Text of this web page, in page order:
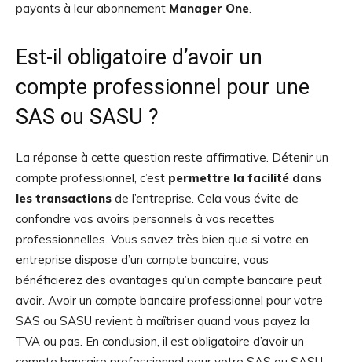
payants à leur abonnement Manager One.
Est-il obligatoire d’avoir un
compte professionnel pour une
SAS ou SASU ?
La réponse à cette question reste affirmative. Détenir un
compte professionnel, c’est permettre la facilité dans
les transactions de l’entreprise. Cela vous évite de
confondre vos avoirs personnels à vos recettes
professionnelles. Vous savez très bien que si votre en
entreprise dispose d’un compte bancaire, vous
bénéficierez des avantages qu’un compte bancaire peut
avoir. Avoir un compte bancaire professionnel pour votre
SAS ou SASU revient à maîtriser quand vous payez la
TVA ou pas. En conclusion, il est obligatoire d’avoir un